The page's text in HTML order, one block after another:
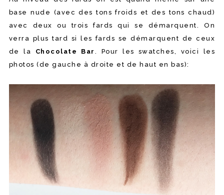
base nude (avec des tons froids et des tons chaud)
avec deux ou trois fards qui se démarquent. On
verra plus tard si les fards se démarquent de ceux
de la Chocolate Bar
. Pour les swatches, voici les
photos (de gauche à droite et de haut en bas):